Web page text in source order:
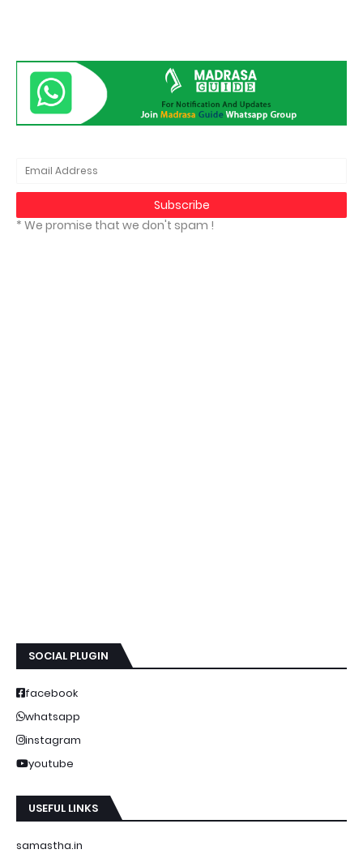
* We promise that we don't spam !
SOCIAL PLUGIN
facebook
whatsapp
instagram
youtube
USEFUL LINKS
samastha.in